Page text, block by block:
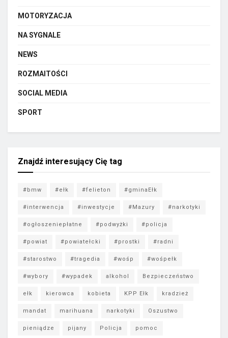
MOTORYZACJA
NA SYGNALE
NEWS
ROZMAITOŚCI
SOCIAL MEDIA
SPORT
Znajdź interesujący Cię tag
#bmw #ełk #felieton #gminaEłk
#interwencja #inwestycje #Mazury #narkotyki
#ogłoszeniepłatne #podwyżki #policja
#powiat #powiatełcki #prostki #radni
#starostwo #tragedia #wośp #wośpełk
#wybory #wypadek alkohol Bezpieczeństwo
ełk kierowca kobieta KPP Ełk kradzież
mandat marihuana narkotyki Oszustwo
pieniądze pijany Policja pomoc